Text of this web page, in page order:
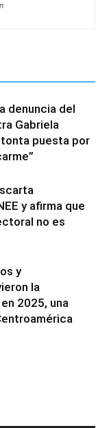
denuncia del
Gabriela
tonta puesta por
y afirma que
no es
y
la
2025, una